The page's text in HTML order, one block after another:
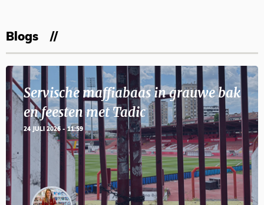
Blogs
Servische maffiabaas in grauwe bak
en feesten met Tadic
24 JULI 2026 - 11:59